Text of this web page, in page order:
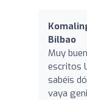
Bilbao
Muy
escritos
sabéis
vaya